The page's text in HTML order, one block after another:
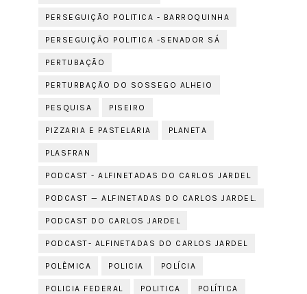
PERSEGUIÇÃO POLITICA - BARROQUINHA
PERSEGUIÇÃO POLITICA -SENADOR SÁ
PERTUBAÇÃO
PERTURBAÇÃO DO SOSSEGO ALHEIO
PESQUISA PISEIRO
PIZZARIA E PASTELARIA PLANETA
PLASFRAN
PODCAST - ALFINETADAS DO CARLOS JARDEL
PODCAST — ALFINETADAS DO CARLOS JARDEL.
PODCAST DO CARLOS JARDEL
PODCAST- ALFINETADAS DO CARLOS JARDEL
POLÊMICA POLICIA POLÍCIA
POLICIA FEDERAL POLITICA POLÍTICA